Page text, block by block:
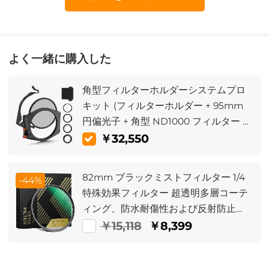
よく一緒に購入した
角型フィルターホルダーシステムプロ
キット (フィルターホルダー + 95mm
円偏光子 + 角型 ND1000 フィルター +
ND8 + ND64 + 4 フィルターアダプタ
￥32,550
-44%
82mm ブラックミストフィルター 1/4
特殊効果フィルター 超透明多層コーテ
ィング、防水耐傷性および反射防止
Nano-X シリーズ
￥15,118 ￥8,399